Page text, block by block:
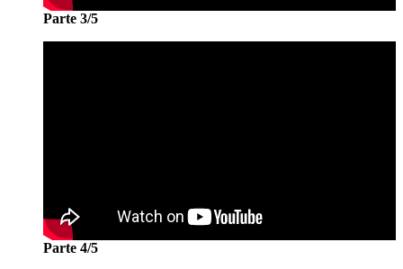
Parte 3/5
Parte 4/5